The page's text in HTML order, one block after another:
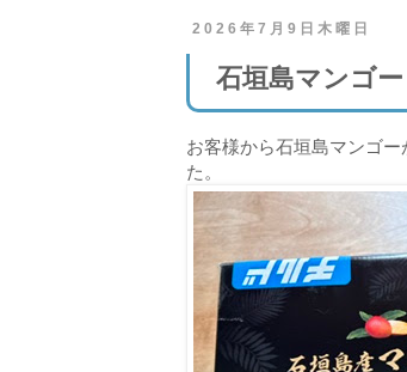
2026年7月9日木曜日
石垣島マンゴー
お客様から石垣島マンゴ
た。